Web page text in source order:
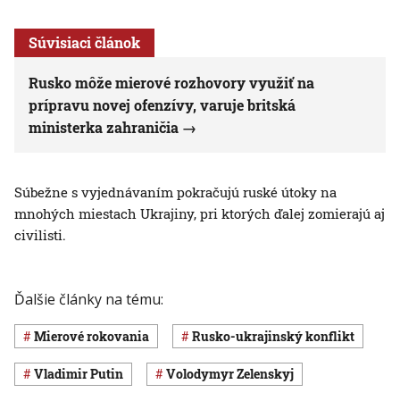
Súvisiaci článok
Rusko môže mierové rozhovory využiť na
prípravu novej ofenzívy, varuje britská
ministerka zahraničia
Súbežne s vyjednávaním pokračujú ruské útoky na
mnohých miestach Ukrajiny, pri ktorých ďalej zomierajú aj
civilisti.
Ďalšie články na tému:
mierové rokovania rusko-ukrajinský konflikt
Vladimir Putin Volodymyr Zelenskyj